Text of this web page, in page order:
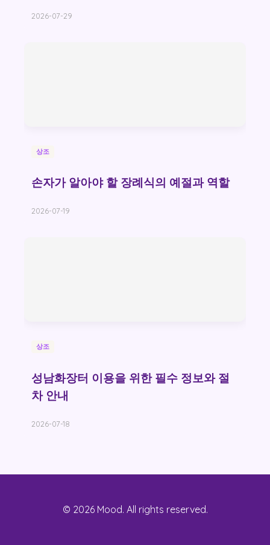
2026-07-29
상조
손자가 알아야 할 장례식의 예절과 역할
2026-07-19
상조
성남화장터 이용을 위한 필수 정보와 절
차 안내
2026-07-18
© 2026 Mood. All rights reserved.